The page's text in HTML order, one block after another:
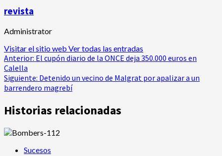
revista
Administrator
Visitar el sitio web Ver todas las entradas
Navegación
de
entradas
Anterior: El cupón diario de la ONCE deja 350.000 euros en
Calella
Siguiente: Detenido un vecino de Malgrat por apalizar a un
barrendero magrebí
Historias relacionadas
Sucesos